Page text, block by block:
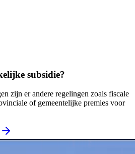
subsidie?
zijn er andere regelingen zoals fiscale
of gemeentelijke premies voor